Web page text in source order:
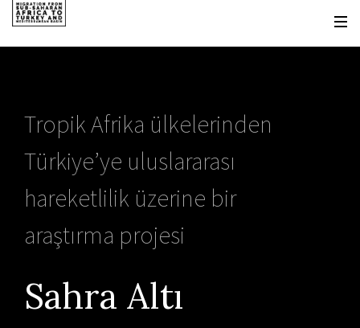
Tropik Afrika ülkelerinden
Türkiye’ye uluslararası
hareketlilik üzerine bir
araştırma projesi
Sahra Altı